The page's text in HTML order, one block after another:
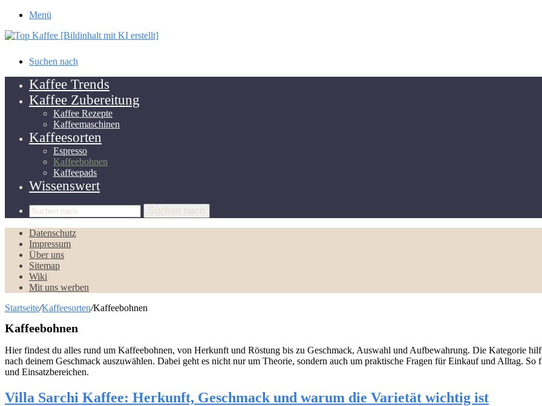
Menü
Suchen nach
Kaffee Trends
Kaffee Zubereitung
Kaffee Rezepte
Kaffeemaschinen
Kaffeesorten
Espresso
Kaffeebohnen
Kaffeepads
Wissenswert
Suchen nach
Datenschutz
Impressum
Über uns
Sitemap
Wiki
Mit uns werben
Startseite/Kaffeesorten/Kaffeebohnen
Kaffeebohnen
Hier findest du alles rund um Kaffeebohnen, von Herkunft und Röstung bis zu Geschmack, Auswahl und Aufbewahrung. Die Kategorie
nach deinem Geschmack auszuwählen. Dabei geht es nicht nur um Theorie, sondern auch um praktische Fragen für Einkauf und Alltag. So
und Einsatzbereichen.
Villa Sarchi Kaffee: Herkunft, Geschmack und warum die Varietät wichtig ist